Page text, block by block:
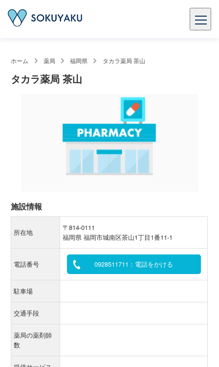
ホーム 薬局 福岡県 タカラ薬局 茶山
タカラ薬局 茶山
施設情報
所在地
〒814-0111
福岡県 福岡市城南区茶山1丁目1番11-1
電話番号 0928511711：電話をかける
駐車場
交通手段
薬局の薬剤師
数